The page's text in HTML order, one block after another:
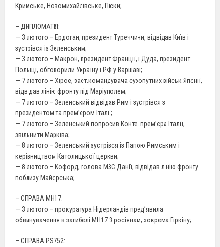
Кримське, Новомихайлівське, Піски;
– ДИПЛОМАТІЯ:
— 3 лютого – Ердоган, президент Туреччини, відвідав Київ і
зустрівся із Зеленським;
— 3 лютого – Макрон, президент Франції, і Дуда, президент
Польщі, обговорили Україну і РФ у Варшаві;
— 7 лютого – Хірое, заст.командувача сухопутних військ Японії,
відвідав лінію фронту під Маріуполем;
— 7 лютого – Зеленський відвідав Рим і зустрівся з
президентом та прем’єром Італії;
— 7 лютого – Зеленський попросив Конте, прем’єра Італії,
звільнити Марківа;
— 8 лютого – Зеленський зустрівся із Папою Римським і
керівництвом Католицької церкви;
— 8 лютого – Кофорд, голова МЗС Данії, відвідав лінію фронту
поблизу Майорська;
– СПРАВА МН17:
— 3 лютого – прокуратура Нідерландів пред’явила
обвинувачення в загибелі МН17 3 росіянам, зокрема Гіркіну;
– СПРАВА PS752: